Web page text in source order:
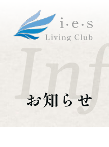
お知らせ
i・e・sリビング倶
事業内容
会社概要
施工事例・実績
マンションリノベ